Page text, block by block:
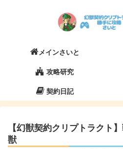
メインさいと
攻略研究
契約日記
【幻獣契約クリプトラクト
獣